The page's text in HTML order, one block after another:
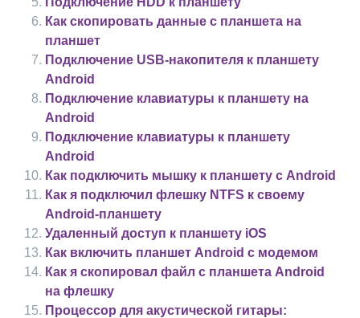
Как скопировать данные с планшета на
планшет
Подключение USB-накопителя к планшету
Android
Подключение клавиатуры к планшету на
Android
Подключение клавиатуры к планшету
Android
Как подключить мышку к планшету с Android
Как я подключил флешку NTFS к своему
Android-планшету
Удаленный доступ к планшету iOS
Как включить планшет Android с модемом
Как я скопировал файл с планшета Android
на флешку
Процессор для акустической гитары: